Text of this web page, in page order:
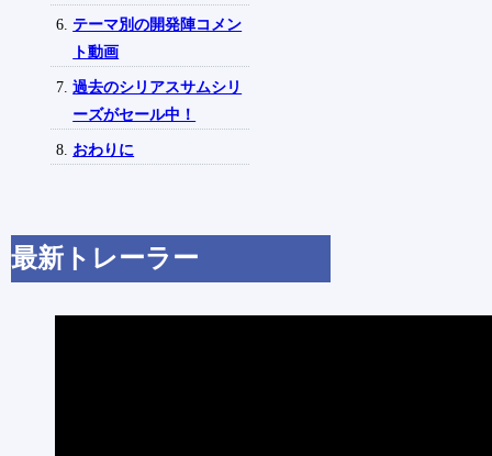
テーマ別の開発陣コメン
ト動画
過去のシリアスサムシリ
ーズがセール中！
おわりに
最新トレーラー